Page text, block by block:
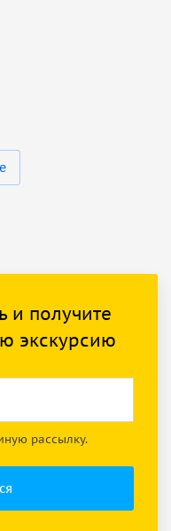
и получите
экскурсию
рассылку.